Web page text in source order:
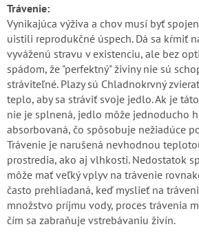
Trávenie:
Vynikajúca výživa a chov musí byť
uistili reprodukčné úspech. Dá sa kŕmiť
vyváženú stravu v existenciu, ale bez
spádom, že "perfektný" živiny nie sú
stráviteľné. Plazy sú Chladnokrvný
teplo, aby sa stráviť svoje jedlo. Ak je
nie je splnená, jedlo môže jednoducho
absorbovaná, čo spôsobuje nežiadúce
Trávenie je narušená nevhodnou
prostredia, ako aj vlhkosti. Nedostatok
môže mať veľký vplyv na trávenie
často prehliadaná, keď myslieť na
množstvo príjmu vody, proces trávenia
čím sa zabraňuje vstrebávaniu živín.